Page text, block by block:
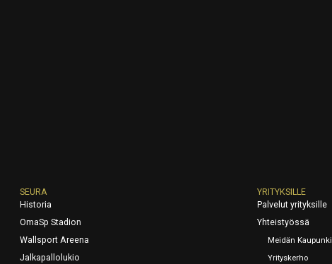
SEURA
Historia
OmaSp Stadion
Wallsport Areena
Jalkapallolukio
YRITYKSILLE
Palvelut yrityksille
Yhteistyössä
Meidän Kaupunki
Yrityskerho